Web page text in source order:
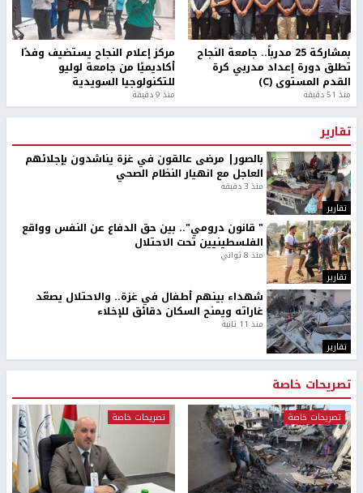
بمشاركة 25 مدرباً.. جامعة النجاح
تطلق دورة إعداد مدربي كرة
القدم المستوى (C)
منذ 51 دقيقة
مركز إعلام النجاح يستضيف وفدًا
أكاديميًا من جامعة لوليو
للتكنولوجيا السويدية
منذ 9 دقيقة
تقارير
تقارير
بالصور| مرضى عالقون في غزة يناشدون بإجلائهم
العاجل مع انهيار النظام الصحي
منذ 3 دقيقة
تقارير
" قانون درومي".. بين حق الدفاع عن النفس وواقع
الفلسطينيين تحت الاحتلال
منذ 8 ثواني
تقارير
شهداء بينهم أطفال في غزة.. والاحتلال يصعّد
غاراته ويمنح السكان دقائق للإخلاء
منذ 11 ثانية
تصريحات خاصة
تصريحات خاصة تصريحات خاصة